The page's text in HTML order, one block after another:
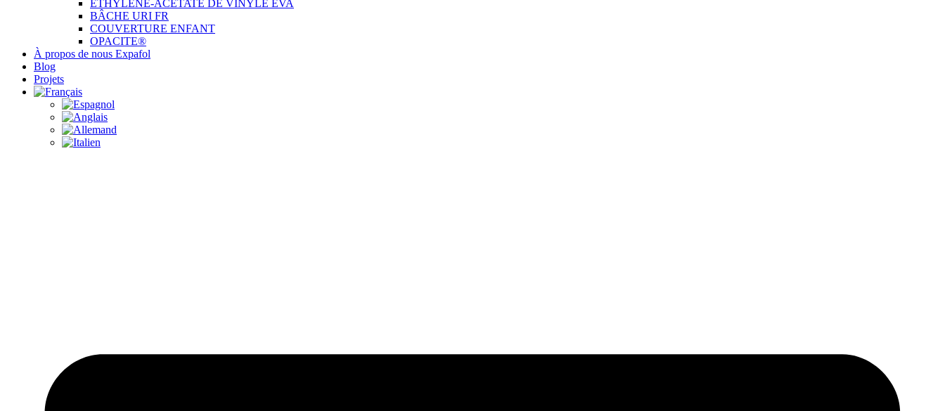
ÉTHYLÈNE-ACÉTATE DE VINYLE EVA
BÂCHE URI FR
COUVERTURE ENFANT
OPACITE®
À propos de nous Expafol
Blog
Projets